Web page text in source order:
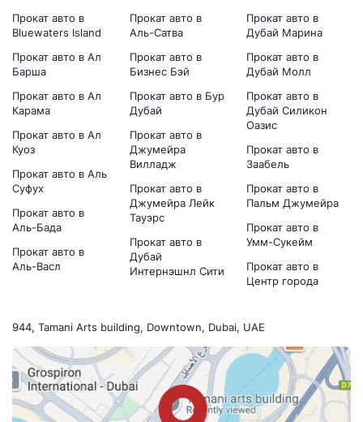
944, Tamani Arts building, Downtown, Dubai, UAE
Прокат авто в
Bluewaters Island
Прокат авто в Ал
Барша
Прокат авто в Ал
Карама
Прокат авто в Ал
Куоз
Прокат авто в Аль
Суфух
Прокат авто в
Аль-Бада
Прокат авто в
Аль-Васл
Прокат авто в
Аль-Сатва
Прокат авто в
Бизнес Бэй
Прокат авто в Бур
Дубай
Прокат авто в
Джумейра
Вилладж
Прокат авто в
Джумейра Лейк
Тауэрс
Прокат авто в
Дубай
Интернэшнл Сити
Прокат авто в
Дубай Марина
Прокат авто в
Дубай Молл
Прокат авто в
Дубай Силикон
Оазис
Прокат авто в
Заабель
Прокат авто в
Пальм Джумейра
Прокат авто в
Умм-Сукейм
Прокат авто в
Центр города